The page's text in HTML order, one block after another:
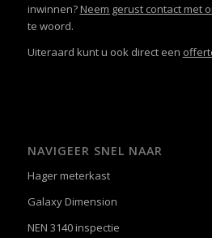
inwinnen?Neem gerust contact met
te woord.
Uiteraard kunt u ook direct een
NAVIGEER SNEL NAAR
Hager meterkast
Galaxy Dimension
NEN 3140 inspectie